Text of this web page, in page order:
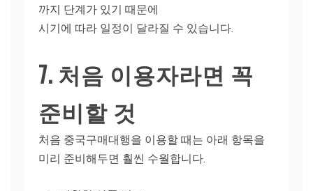
까지 단계가 있기 때문에
시기에 따라 일정이 달라질 수 있습니다.
7. 처음 이용자라면 꼭
준비할 것
처음 중국구매대행을 이용할 때는 아래 항목을
미리 준비해두면 훨씬 수월합니다.